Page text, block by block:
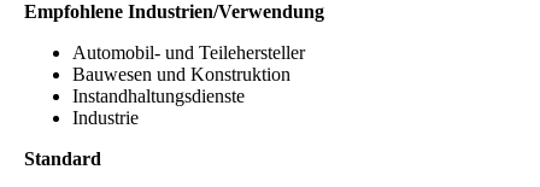
Empfohlene Industrien/Verwendung
Automobil- und Teilehersteller
Bauwesen und Konstruktion
Instandhaltungsdienste
Industrie
Standard